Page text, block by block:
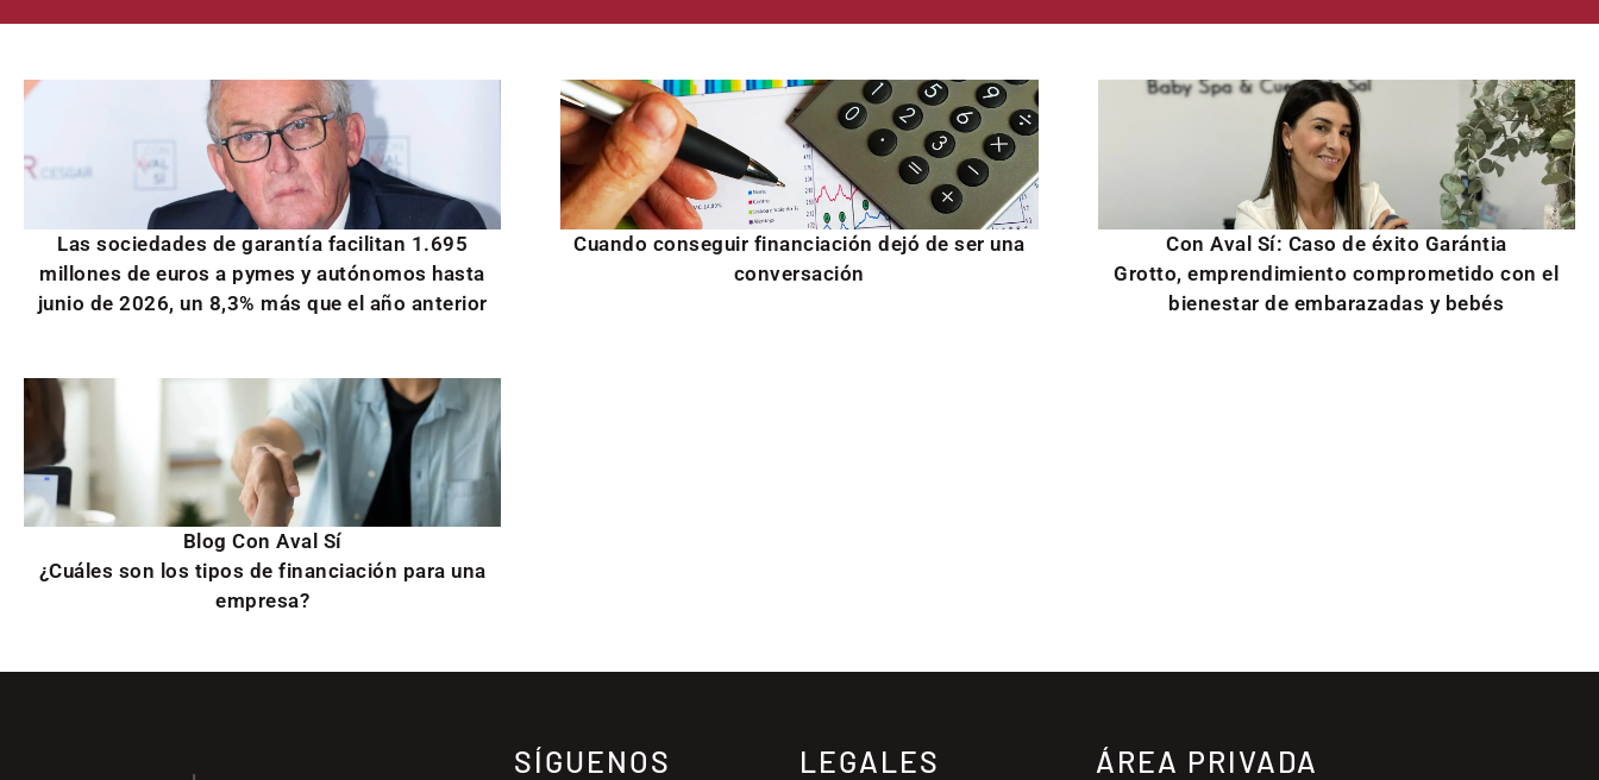
Las sociedades de garantía facilitan 1.695
millones de euros a pymes y autónomos hasta
junio de 2026, un 8,3% más que el año anterior
Cuando conseguir financiación dejó de ser una
conversación
Con Aval Sí: Caso de éxito Garántia
Grotto, emprendimiento comprometido con el
bienestar de embarazadas y bebés
Blog Con Aval Sí
¿Cuáles son los tipos de financiación para una
empresa?
SÍGUENOS LEGALES ÁREA PRIVADA